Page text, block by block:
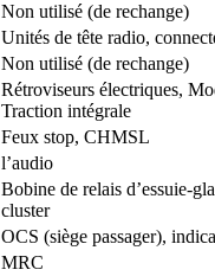
Non utilisé (de rechange)
Unités de tête radio,
Non utilisé (de rechange)
Rétroviseurs électriques,
Traction intégrale
Feux stop, CHMSL
l’audio
Bobine de relais d’essuie-
cluster
OCS (siège passager),
MRC